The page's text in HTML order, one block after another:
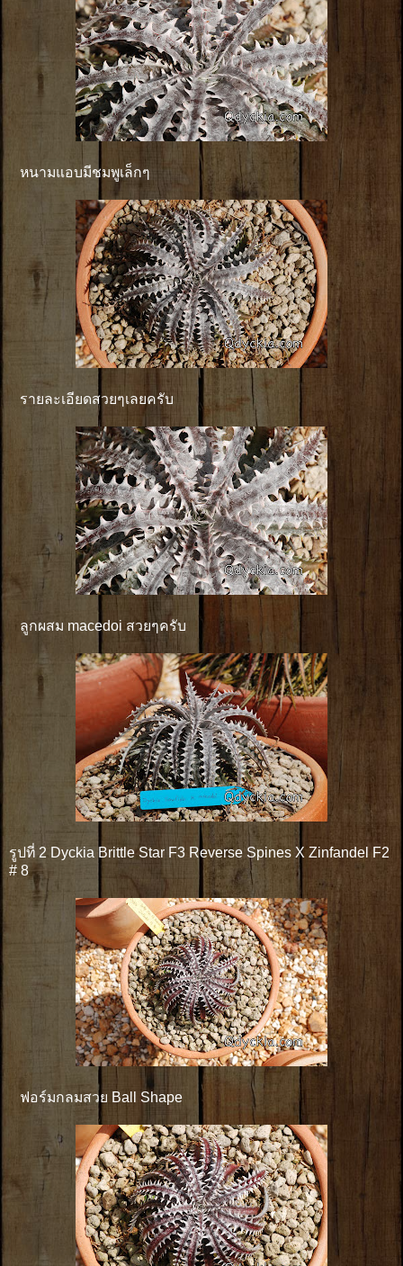
หนามแอบมีชมพูเล็กๆ
รายละเอียดสวยๆเลยครับ
ลูกผสม macedoi สวยๆครับ
รูปที่ 2 Dyckia Brittle Star F3 Reverse Spines X Zinfandel F2
# 8
ฟอร์มกลมสวย Ball Shape